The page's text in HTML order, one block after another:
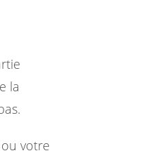
la
votre